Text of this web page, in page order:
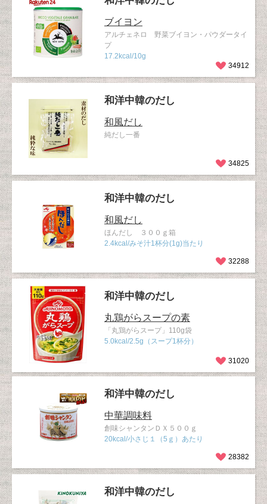
ブイヨン
アルチェネロ 野菜ブイヨン・パウダータイ
プ
17.2kcal/10g
34912
和洋中韓のだし
和風だし
純だし一番
34825
和洋中韓のだし
和風だし
ほんだし ３００ｇ箱
2.4kcal/みそ汁1杯分(1g)当たり
32288
和洋中韓のだし
丸鶏がらスープの素
「丸鶏がらスープ」110g袋
5.0kcal/2.5g（スープ1杯分）
31020
和洋中韓のだし
中華調味料
創味シャンタンＤＸ５００ｇ
20kcal/小さじ１（5ｇ）あたり
28382
和洋中韓のだし